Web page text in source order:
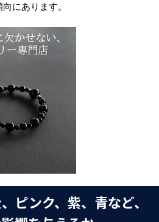
にあります。
ピンク、紫、青など、